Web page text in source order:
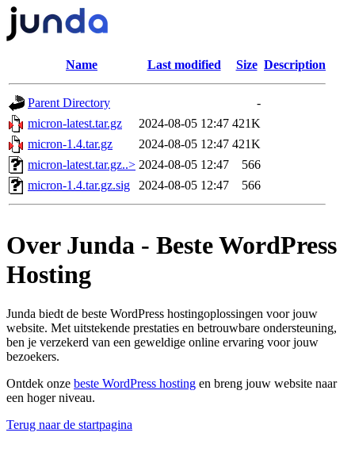
Name Last modified Size Description
Parent Directory
-
micron-latest.tar.gz
2024-08-05 12:47 421K
micron-1.4.tar.gz
2024-08-05 12:47 421K
micron-latest.tar.gz..> 2024-08-05 12:47
566
micron-1.4.tar.gz.sig
2024-08-05 12:47 566
Over Junda - Beste WordPress
Hosting
Junda biedt de beste WordPress hostingoplossingen voor jouw
website. Met uitstekende prestaties en betrouwbare ondersteuning,
ben je verzekerd van een geweldige online ervaring voor jouw
bezoekers.
Ontdek onze beste WordPress hosting en breng jouw website naar
een hoger niveau.
Terug naar de startpagina